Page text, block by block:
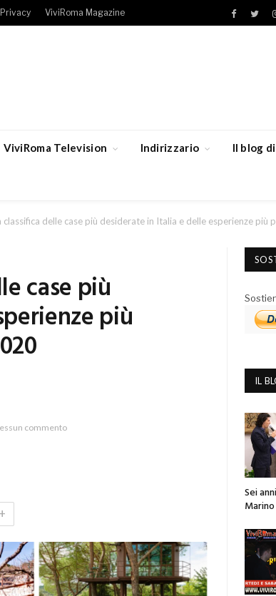
Privacy ViviRoma Magazine Facebook
ViviRoma Television Indirizzario Il blog
delle case più desiderate in Italia e delle esperienze
case più
più
commento
+
IL
Sei
Marino